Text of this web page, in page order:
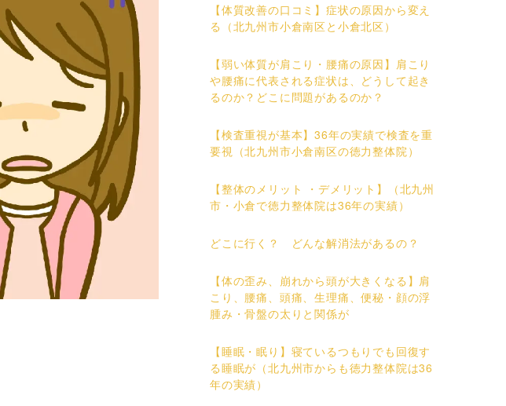
【体質改善の口コミ】症状の原因から変え
る（北九州市小倉南区と小倉北区）
【弱い体質が肩こり・腰痛の原因】肩こり
や腰痛に代表される症状は、どうして起き
るのか？どこに問題があるのか？
【検査重視が基本】36年の実績で検査を重
要視（北九州市小倉南区の徳力整体院）
【整体のメリット ・デメリット】（北九州
市・小倉で徳力整体院は36年の実績）
どこに行く？ どんな解消法があるの？
【体の歪み、崩れから頭が大きくなる】肩
こり、腰痛、頭痛、生理痛、便秘・顔の浮
腫み・骨盤の太りと関係が
【睡眠・眠り】寝ているつもりでも回復す
る睡眠が（北九州市からも徳力整体院は36
年の実績）